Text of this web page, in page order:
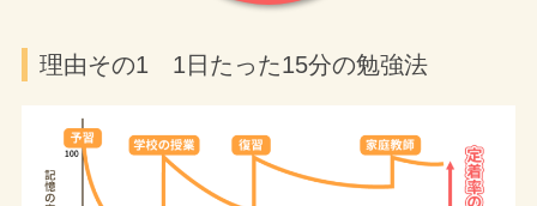
理由その1 1日たった15分の勉強法